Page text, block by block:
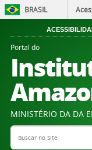
BRASIL
Portal do
MINISTÉRIO DA DA
Search Site